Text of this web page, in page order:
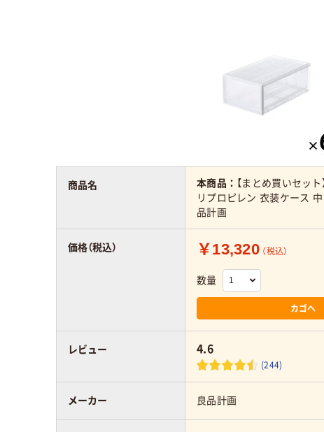
商品名 本商品： 【まとめ買いセッ
リプロピレン 衣装ケース 中
品計画
価格（税込） ￥13,320 （税込）
数量
カゴへ
レビュー 4.6
(244)
メーカー 良品計画